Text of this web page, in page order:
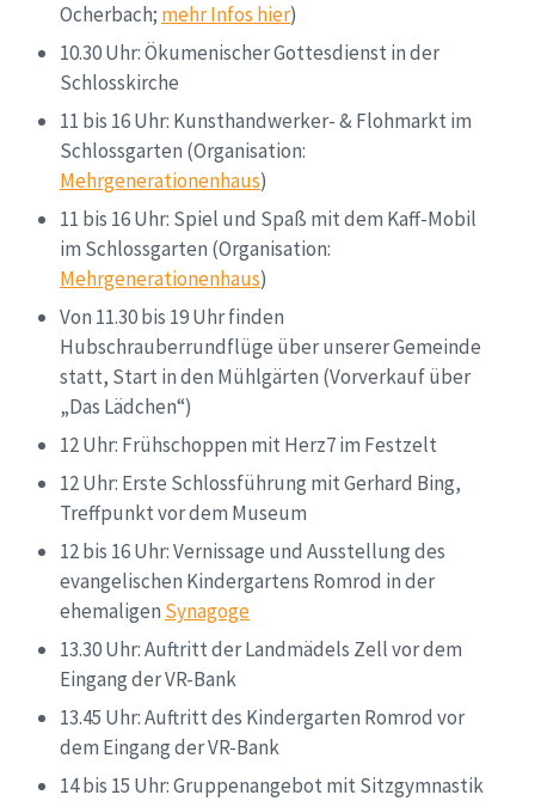
Ocherbach; mehr Infos hier)
10.30 Uhr: Ökumenischer Gottesdienst in der
Schlosskirche
11 bis 16 Uhr: Kunsthandwerker- & Flohmarkt im
Schlossgarten (Organisation:
Mehrgenerationenhaus)
11 bis 16 Uhr: Spiel und Spaß mit dem Kaff-Mobil
im Schlossgarten (Organisation:
Mehrgenerationenhaus)
Von 11.30 bis 19 Uhr finden
Hubschrauberrundflüge über unserer Gemeinde
statt, Start in den Mühlgärten (Vorverkauf über
„Das Lädchen“)
12 Uhr: Frühschoppen mit Herz7 im Festzelt
12 Uhr: Erste Schlossführung mit Gerhard Bing,
Treffpunkt vor dem Museum
12 bis 16 Uhr: Vernissage und Ausstellung des
evangelischen Kindergartens Romrod in der
ehemaligen Synagoge
13.30 Uhr: Auftritt der Landmädels Zell vor dem
Eingang der VR-Bank
13.45 Uhr: Auftritt des Kindergarten Romrod vor
dem Eingang der VR-Bank
14 bis 15 Uhr: Gruppenangebot mit Sitzgymnastik